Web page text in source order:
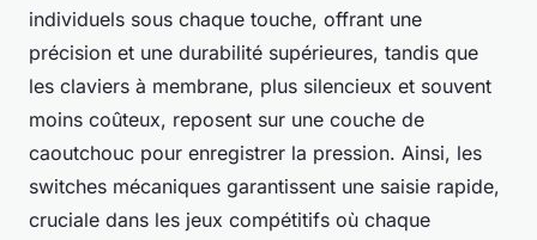
individuels sous chaque touche, offrant une
précision et une durabilité supérieures, tandis que
les claviers à membrane, plus silencieux et souvent
moins coûteux, reposent sur une couche de
caoutchouc pour enregistrer la pression. Ainsi, les
switches mécaniques garantissent une saisie rapide,
cruciale dans les jeux compétitifs où chaque